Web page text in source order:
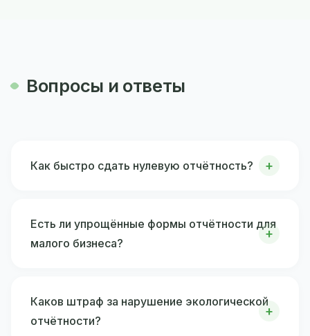
Вопросы и ответы
Как быстро сдать нулевую отчётность?
Есть ли упрощённые формы отчётности для
малого бизнеса?
Каков штраф за нарушение экологической
отчётности?